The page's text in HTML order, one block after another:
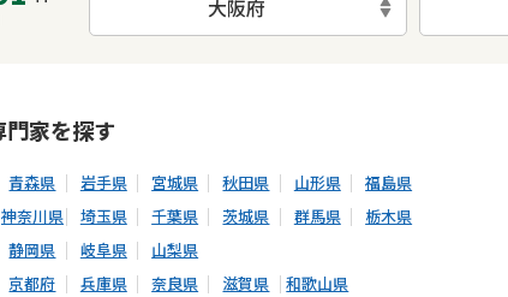
大阪府
門家を探す
青森県 岩手県 宮城県 秋田県 山形県
福島県
神奈川県 埼玉県 千葉県 茨城県 群馬県
栃木県
静岡県 岐阜県
山梨県
京都府 兵庫県 奈良県 滋賀県 和歌山県